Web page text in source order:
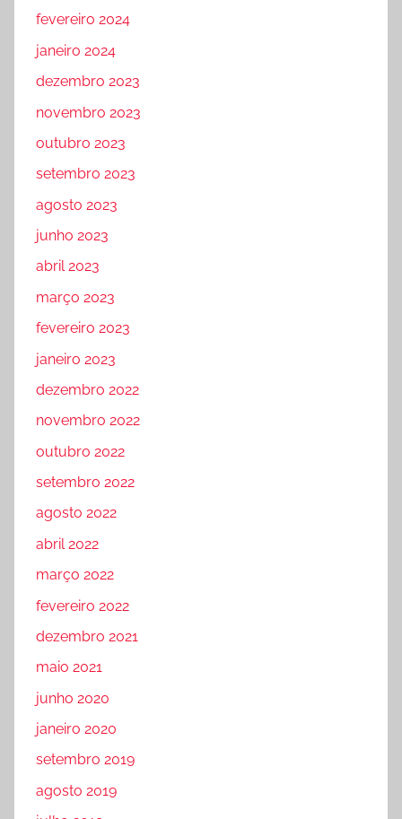
fevereiro 2024
janeiro 2024
dezembro 2023
novembro 2023
outubro 2023
setembro 2023
agosto 2023
junho 2023
abril 2023
março 2023
fevereiro 2023
janeiro 2023
dezembro 2022
novembro 2022
outubro 2022
setembro 2022
agosto 2022
abril 2022
março 2022
fevereiro 2022
dezembro 2021
maio 2021
junho 2020
janeiro 2020
setembro 2019
agosto 2019